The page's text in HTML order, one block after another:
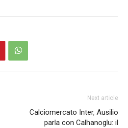
Next article
Calciomercato Inter, Ausilio
parla con Calhanoglu: il